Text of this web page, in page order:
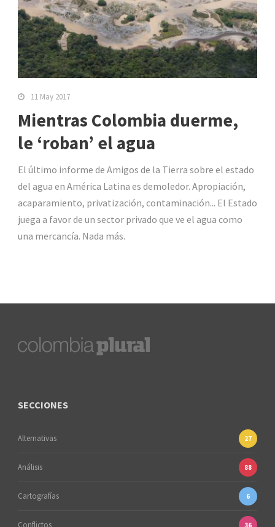
11 May 2017
Mientras Colombia duerme,
le ‘roban’ el agua
El último informe de Amigos de la Tierra sobre el estado
del agua en América Latina es demoledor. Apropiación,
acaparamiento, privatización, contaminación... El Estado
juega a favor de un sector privado que ve el agua como
una mercancía. Nada más.
SECCIONES
Alternativas 27
Análisis 88
Cartografías 6
Conflictos 36